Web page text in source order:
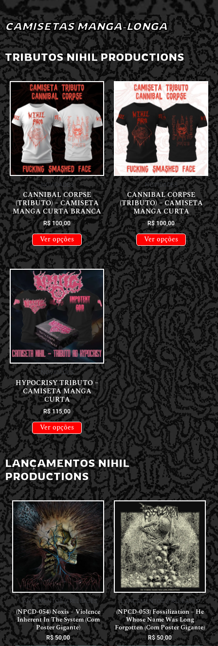
CAMISETAS MANGA-LONGA
TRIBUTOS NIHIL PRODUCTIONS
NOVIDADES
CANNIBAL CORPSE
(TRIBUTO) – CAMISETA
MANGA CURTA BRANCA
R$100,00
Ver opções
NOVIDADES
CANNIBAL CORPSE
(TRIBUTO) – CAMISETA
MANGA CURTA
R$100,00
Ver opções
NOVIDADES
HYPOCRISY TRIBUTO –
CAMISETA MANGA
CURTA
R$115,00
Ver opções
LANÇAMENTOS NIHIL
PRODUCTIONS
LANÇAMENTOS // RELEASES
(NPCD-054) Noxis – Violence
Inherent In The System (Com
Poster Gigante)
R$50,00
LANÇAMENTOS // RELEASES
(NPCD-053) Fossilization – He
Whose Name Was Long
Forgotten (Com Poster Gigante)
R$ 50,00